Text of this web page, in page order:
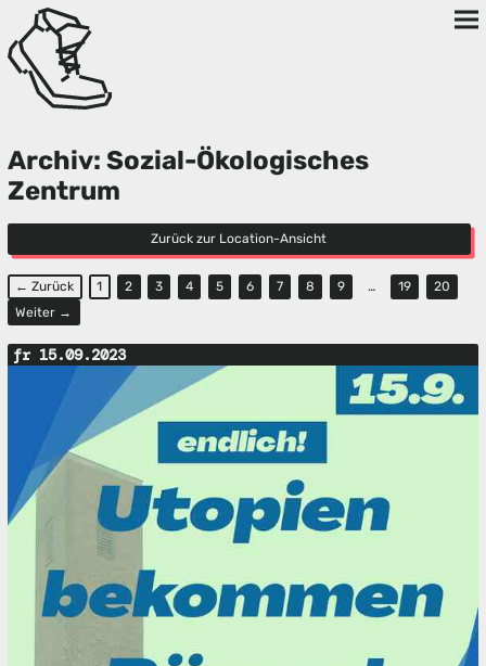
Archiv: Sozial-Ökologisches
Zentrum
Zurück zur Location-Ansicht
← Zurück 1 2 3 4 5 6 7 8 9 … 19
20
Weiter →
fr 15.09.2023